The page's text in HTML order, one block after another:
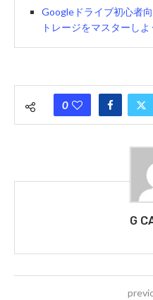
Googleドライブ初心者
トレージをマスターしよ
0
G